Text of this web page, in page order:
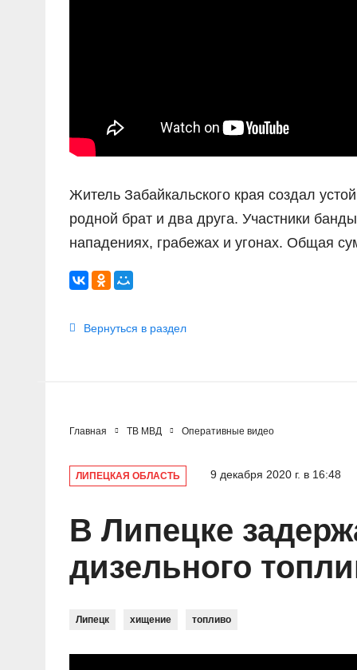
Житель Забайкальского края создал
родной брат и два друга. Участники
нападениях, грабежах и угонах. Общая
Вернуться в раздел
Главная ТВ МВД Оперативные видео
ЛИПЕЦКАЯ ОБЛАСТЬ 9 декабря 2020 г. в 16:48
В Липецке
дизельного
Липецк хищение топливо